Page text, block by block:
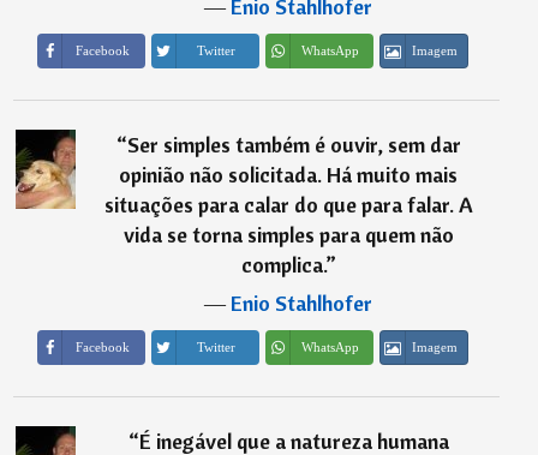
― Enio Stahlhofer
Facebook Twitter WhatsApp Imagem
“Ser simples também é ouvir, sem dar
opinião não solicitada. Há muito mais
situações para calar do que para falar. A
vida se torna simples para quem não
complica.”
―Enio Stahlhofer
Facebook Twitter WhatsApp Imagem
“É inegável que a natureza humana